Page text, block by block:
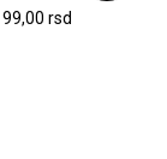
rsd